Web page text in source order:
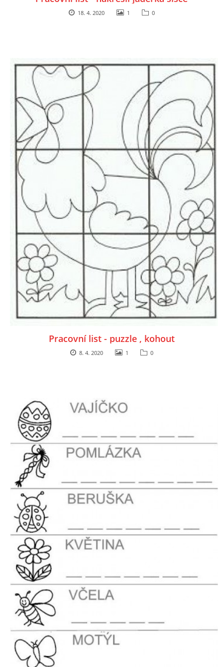
18. 4. 2020 1 0
Pracovní list - puzzle , kohout
8. 4. 2020 1 0